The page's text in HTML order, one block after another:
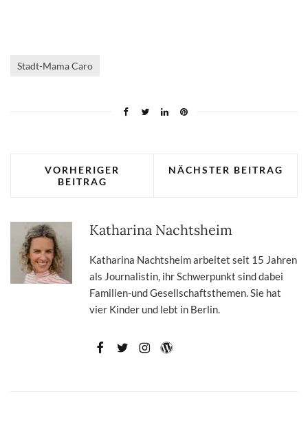
Stadt-Mama Caro
VORHERIGER
BEITRAG
NÄCHSTER BEITRAG
Katharina Nachtsheim
Katharina Nachtsheim arbeitet seit 15 Jahren
als Journalistin, ihr Schwerpunkt sind dabei
Familien-und Gesellschaftsthemen. Sie hat
vier Kinder und lebt in Berlin.